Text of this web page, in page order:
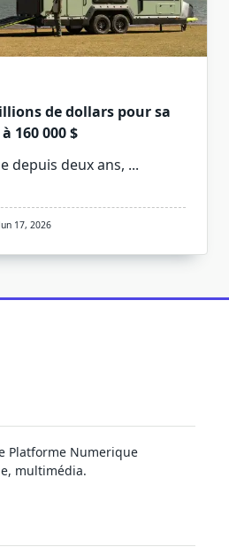
de dollars pour sa
160 000 $
depuis deux ans, ...
Jun 17, 2026
Platforme Numerique
multimédia.